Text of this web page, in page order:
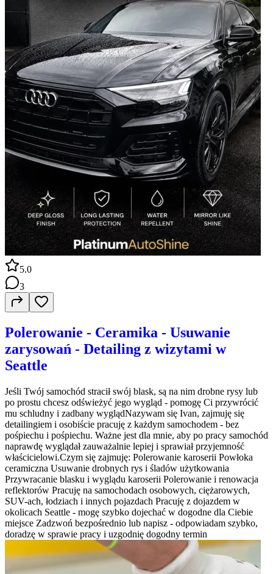
5.0
3
Polerowanie - Ceramika - Usuwanie
zarysowań - Detailing z wizytami w
Seattle
Jeśli Twój samochód stracił swój blask, są na nim drobne rysy lub
po prostu chcesz odświeżyć jego wygląd - pomogę Ci przywrócić
mu schludny i zadbany wyglądNazywam się Ivan, zajmuję się
detailingiem i osobiście pracuję z każdym samochodem - bez
pośpiechu i pośpiechu. Ważne jest dla mnie, aby po pracy samochód
naprawdę wyglądał zauważalnie lepiej i sprawiał przyjemność
właścicielowi.Czym się zajmuję: Polerowanie karoserii Powłoka
ceramiczna Usuwanie drobnych rys i śladów użytkowania
Przywracanie blasku i wyglądu karoserii Polerowanie i renowacja
reflektorów Pracuję na samochodach osobowych, ciężarowych,
SUV-ach, łodziach i innych pojazdach Pracuję z dojazdem w
okolicach Seattle - mogę szybko dojechać w dogodne dla Ciebie
miejsce Zadzwoń bezpośrednio lub napisz - odpowiadam szybko,
doradzę w sprawie pracy i uzgodnię dogodny termin